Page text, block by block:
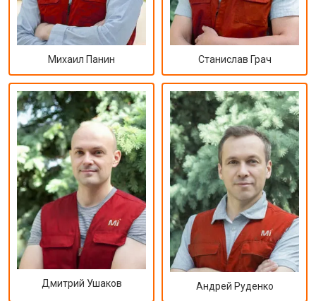
Михаил Панин Станислав Грач
Дмитрий Ушаков Андрей Руденко